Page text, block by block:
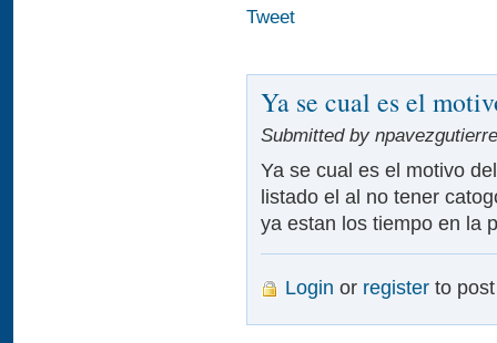
Tweet
Ya se cual es el
Submitted by
Ya se cual es el motivo
listado el al no tener
ya estan los tiempo en la
Login or register to